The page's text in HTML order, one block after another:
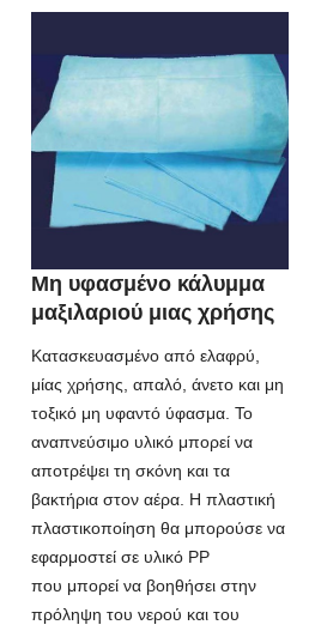
Μη υφασμένο κάλυμμα
μαξιλαριού μιας χρήσης
Κατασκευασμένο από ελαφρύ,
μίας χρήσης, απαλό, άνετο και μη
τοξικό μη υφαντό ύφασμα. Το
αναπνεύσιμο υλικό μπορεί να
αποτρέψει τη σκόνη και τα
βακτήρια στον αέρα. Η πλαστική
πλαστικοποίηση θα μπορούσε να
εφαρμοστεί σε υλικό PP
που μπορεί να βοηθήσει στην
πρόληψη του νερού και του